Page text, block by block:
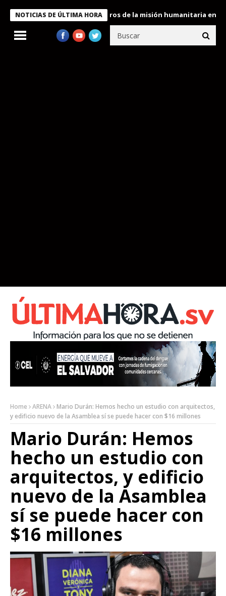
NOTICIAS DE ÚLTIMA HORA
condecora a miembros de la misión humanitaria enviada a
Home ARENA Mario Durán: Hemos hecho un estudio con arquitectos,
y edificio nuevo de la Asamblea sí se puede hacer con $16 millones
Mario Durán: Hemos
hecho un estudio con
arquitectos, y edificio
nuevo de la Asamblea
sí se puede hacer con
$16 millones